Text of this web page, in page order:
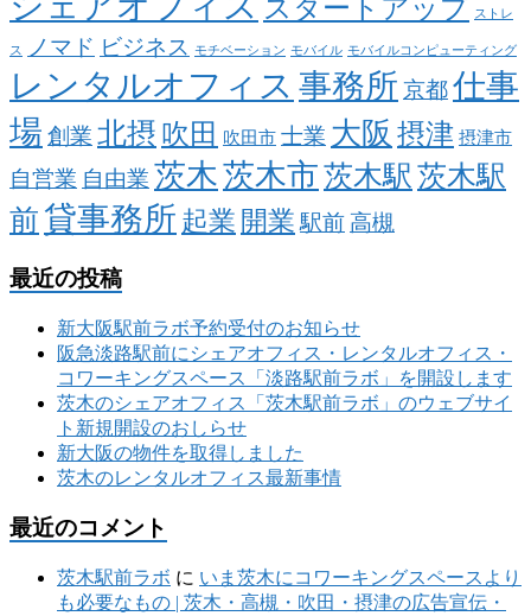
スタートアップ ストレ
ス ノマド ビジネス モチベーション モバイル モバイルコンピューティング
レンタルオフィス 事務所 京都仕事
場 創業 北摂 吹田 吹田市 士業 大阪 摂津 摂津市
自営業 自由業 茨木茨木市茨木駅 茨木駅
前貸事務所 起業 開業 駅前高槻
最近の投稿
新大阪駅前ラボ予約受付のお知らせ
阪急淡路駅前にシェアオフィス・レンタルオフィス・
コワーキングスペース「淡路駅前ラボ」を開設します
茨木のシェアオフィス「茨木駅前ラボ」のウェブサイ
ト新規開設のおしらせ
新大阪の物件を取得しました
茨木のレンタルオフィス最新事情
最近のコメント
茨木駅前ラボ に いま茨木にコワーキングスペースより
も必要なもの | 茨木・高槻・吹田・摂津の広告宣伝・